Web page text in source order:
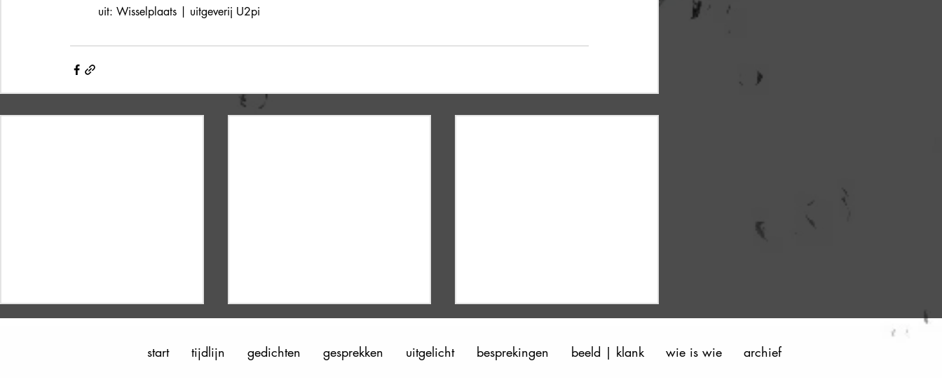
	uit: Wisselplaats | uitgeverij U2pi
start tijdlijn gedichten gesprekken uitgelicht besprekingen beeld | klank wie is wie archief